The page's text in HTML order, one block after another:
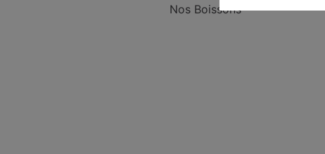
Nos Boissons